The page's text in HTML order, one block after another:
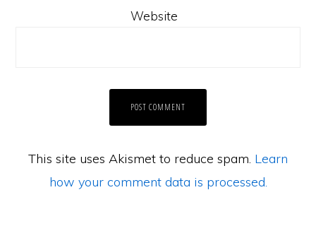
Website
This site uses Akismet to reduce spam. Learn
how your comment data is processed.